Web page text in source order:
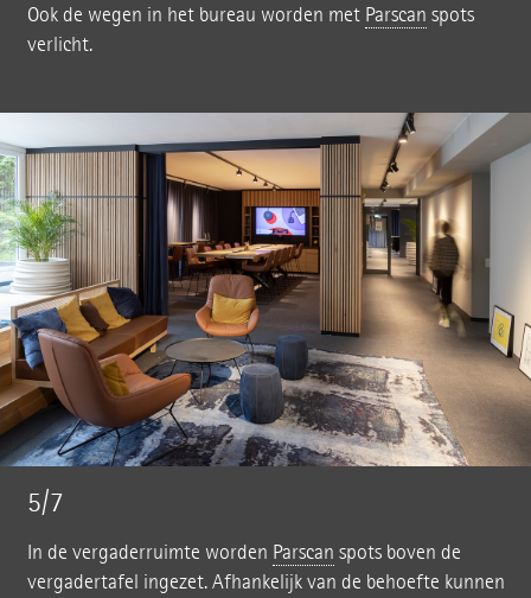
Ook de wegen in het bureau worden met Parscan spots
verlicht.
5/7
In de vergaderruimte worden Parscan spots boven de
vergadertafel ingezet. Afhankelijk van de behoefte kunnen